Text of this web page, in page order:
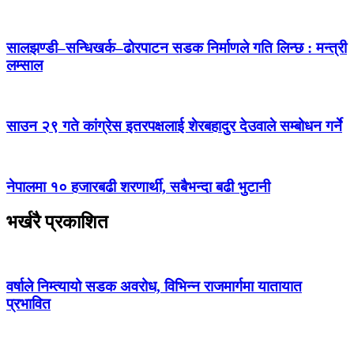
सालझण्डी–सन्धिखर्क–ढोरपाटन सडक निर्माणले गति लिन्छ : मन्त्री
लम्साल
साउन २९ गते कांग्रेस इतरपक्षलाई शेरबहादुर देउवाले सम्बोधन गर्ने
नेपालमा १० हजारबढी शरणार्थी, सबैभन्दा बढी भुटानी
भर्खरै प्रकाशित
वर्षाले निम्त्यायो सडक अवरोध, विभिन्न राजमार्गमा यातायात
प्रभावित